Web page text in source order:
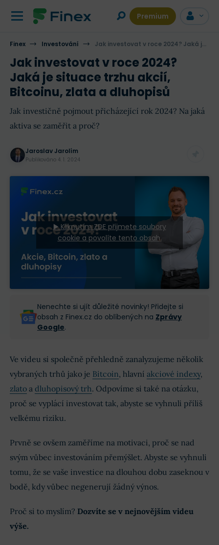
Premium
Finex Investování Jak investovat v roce 2024? Jaká je situace trzhu akcií, Bitcoinu, zlata a dluhopisů
Jak investovat v roce 2024?
Jaká je situace trzhu akcií,
Bitcoinu, zlata a dluhopisů
Jak investičně pojmout přicházející rok 2024? Na jaká
aktiva se zaměřit a proč?
Jaroslav Jarolím
Publikováno 4. 1. 2024
▶️ Kliknutím ZDE přijmete soubory
cookie a povolíte tento obsah.
Nenechte si ujít důležité novinky! Přidejte si
obsah z Finex.cz do oblíbených na Zprávy
Google.
Ve videu si společně přehledně zanalyzujeme několik
vybraných trhů jako je Bitcoin, hlavní akciové indexy,
zlato a dluhopisový trh. Odpovíme si také na otázku,
proč se vyplácí investovat tak, abyste se vyhnuli příliš
velkému riziku.
Prvně se ovšem zaměříme na motivaci, proč se nad
svým vůbec investováním přemýšlet. Abyste se vyhnuli
tomu, že se vaše investice na dlouhou dobu zaseknou v
bodě, kdy vůbec negenerují žádný výnos.
Proč si to myslím? Dozvíte se v nejnovějším videu
výše.